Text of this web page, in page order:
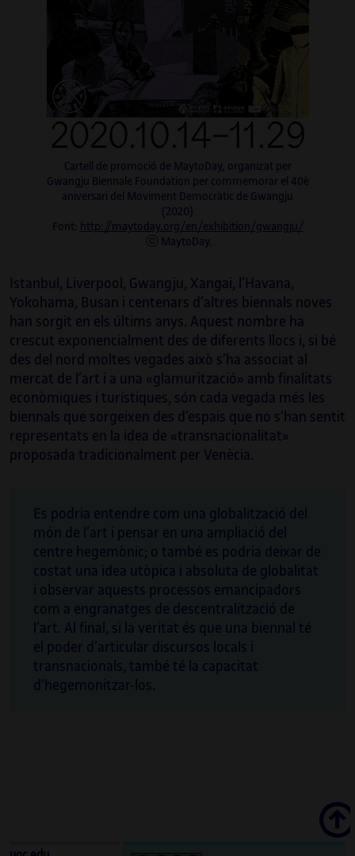
Cartell de promoció de MaytoDay, organizat per
Gwangju Biennale Foundation per commemorar el 40è
aniversari del Moviment Democràtic de Gwangju
(2020)
Font: http://maytoday.org/en/exhibition/gwangju/
ⓒ MaytoDay.
Istanbul, Liverpool, Gwangju, Xangai, l’Havana,
Yokohama, Busan i centenars d’altres biennals noves
han sorgit en els últims anys. Aquest nombre ha
crescut exponencialment des de diferents llocs i, si bé
des del nord moltes vegades això s’ha associat al
mercat de l’art i a una «glamurització» amb finalitats
econòmiques i turístiques, són cada vegada més les
biennals que sorgeixen des d’espais que no s’han sentit
representats en la idea de «transnacionalitat»
proposada tradicionalment per Venècia.
Es podria entendre com una globalització del
món de l’art i pensar en una ampliació del
centre hegemònic; o també es podria deixar de
costat una idea utòpica i absoluta de globalitat
i observar aquests processos emancipadors
com a engranatges de descentralització de
l’art. Al final, si la veritat és que una biennal té
el poder d’articular discursos locals i
transnacionals, també té la capacitat
d’hegemonitzar-los.
Scroll